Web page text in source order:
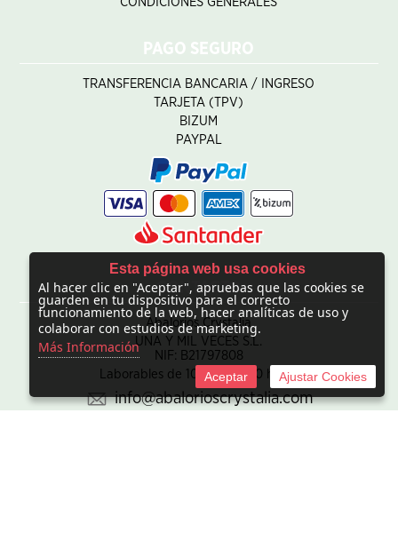
PAGO SEGURO
TRANSFERENCIA BANCARIA / INGRESO
TARJETA (TPV)
BIZUM
PAYPAL
CONTACTO
Abalorios Crystalia
UNA Y MIL VECES S.L.
NIF: B21797808
Laborables de 10:00 - 20:00 horas
info@abalorioscrystalia.com
Esta página web usa cookies
Al hacer clic en "Aceptar", apruebas que las cookies se
guarden en tu dispositivo para el correcto
funcionamiento de la web, hacer analíticas de uso y
colaborar con estudios de marketing.
Más Información
Aceptar Ajustar Cookies